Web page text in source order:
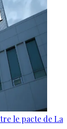
le pacte de La